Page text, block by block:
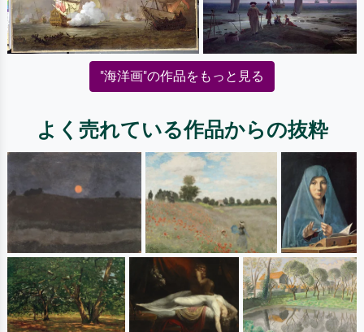
"海洋画"の作品をもっと見る
よく売れている作品からの抜粋